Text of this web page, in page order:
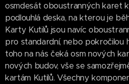
osmdesát oboustranných karet
podlouhlá deska, na kterou je
Karty Kutilů jsou navíc
pro standardní, nebo pokročilou
toho na nás čeká osm nových
nových budov, vše se
kartám Kutilů. Všechny